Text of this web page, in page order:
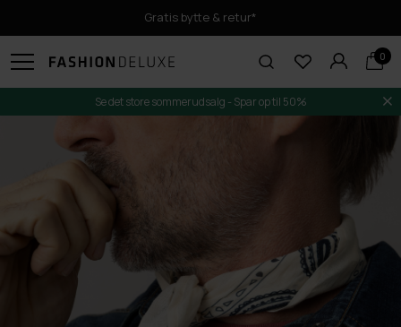
Gratis bytte & retur*
0
Se det store sommerudsalg - Spar op til 50%